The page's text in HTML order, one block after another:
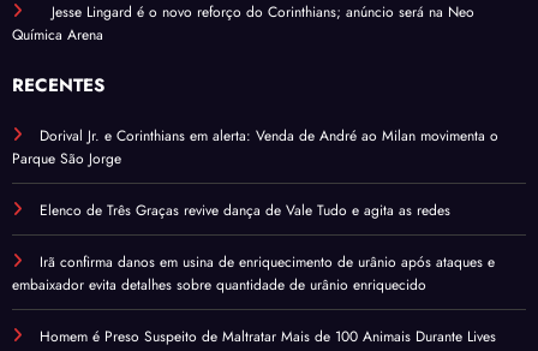
Jesse Lingard é o novo reforço do Corinthians; anúncio será na Neo
Química Arena
RECENTES
Dorival Jr. e Corinthians em alerta: Venda de André ao Milan movimenta o
Parque São Jorge
Elenco de Três Graças revive dança de Vale Tudo e agita as redes
Irã confirma danos em usina de enriquecimento de urânio após ataques e
embaixador evita detalhes sobre quantidade de urânio enriquecido
Homem é Preso Suspeito de Maltratar Mais de 100 Animais Durante Lives